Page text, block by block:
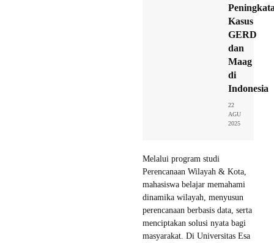
Kasus
GERD
dan
Maag
di
Indonesia
22
AGU
2025
Melalui program studi
Perencanaan Wilayah & Kota,
mahasiswa belajar memahami
dinamika wilayah, menyusun
perencanaan berbasis data, serta
menciptakan solusi nyata bagi
masyarakat. Di Universitas Esa